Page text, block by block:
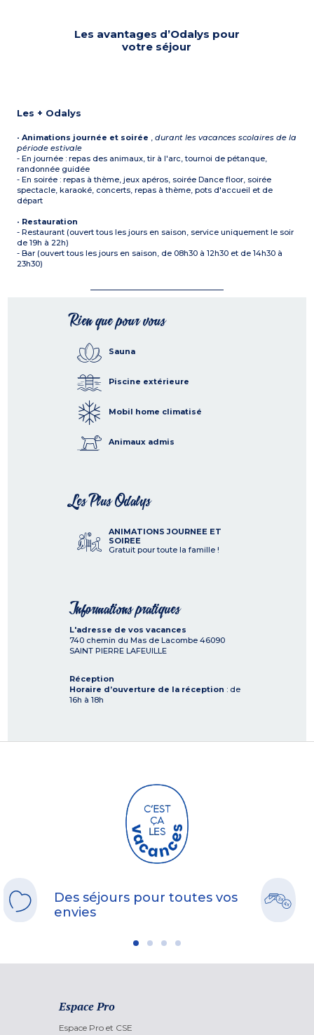
Les avantages d’Odalys pour
votre séjour
Les + Odalys
•Animations journée et soirée ,durant les vacances scolaires de la
période estivale
- En journée : repas des animaux, tir à l'arc, tournoi de pétanque,
randonnée guidée
- En soirée : repas à thème, jeux apéros, soirée Dance floor, soirée
spectacle, karaoké, concerts, repas à thème, pots d'accueil et de
départ
• Restauration
- Restaurant (ouvert tous les jours en saison, service uniquement le soir
de 19h à 22h)
- Bar (ouvert tous les jours en saison, de 08h30 à 12h30 et de 14h30 à
23h30)
Rien que pour vous
Sauna
Piscine extérieure
Mobil home climatisé
Animaux admis
Les Plus Odalys
ANIMATIONS JOURNEE ET
SOIREE
Gratuit pour toute la famille !
Informations pratiques
L'adresse de vos vacances
740 chemin du Mas de Lacombe 46090
SAINT PIERRE LAFEUILLE
Réception
Horaire d’ouverture de la réception : de
16h à 18h
Des séjours pour toutes vos
envies
Espace Pro
Espace Pro et CSE